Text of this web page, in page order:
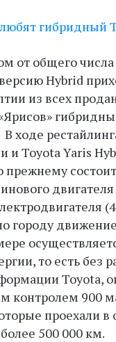
от общего
Hybrid
из всех
В ходе
и Toyota Yaris
прежнему
городу
то есть без
Toyota,
контролем 900
проехали в
500 000 км.